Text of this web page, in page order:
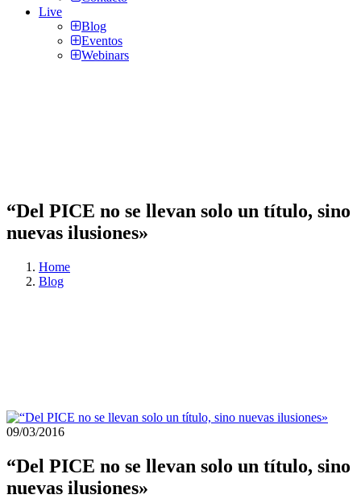
Live
Blog
Eventos
Webinars
“Del PICE no se llevan solo un título, sino
nuevas ilusiones»
Home
Blog
09/03/2016
“Del PICE no se llevan solo un título, sino
nuevas ilusiones»